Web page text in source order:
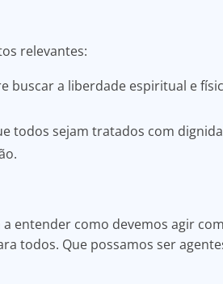
relevantes:
buscar a liberdade espiritual e
todos sejam tratados com
a entender como devemos agir
todos. Que possamos ser